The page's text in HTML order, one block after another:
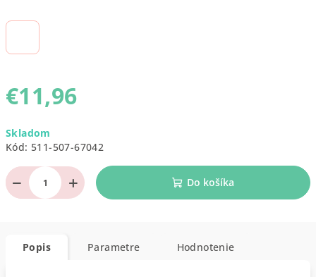
€11,96
cena:
Skladom
Kód: 511-507-67042
+
− Do košíka
Popis Parametre Hodnotenie